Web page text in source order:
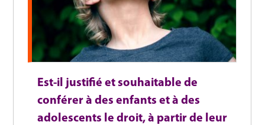
Est-il justifié et souhaitable de
conférer à des enfants et à des
adolescents le droit, à partir de leur